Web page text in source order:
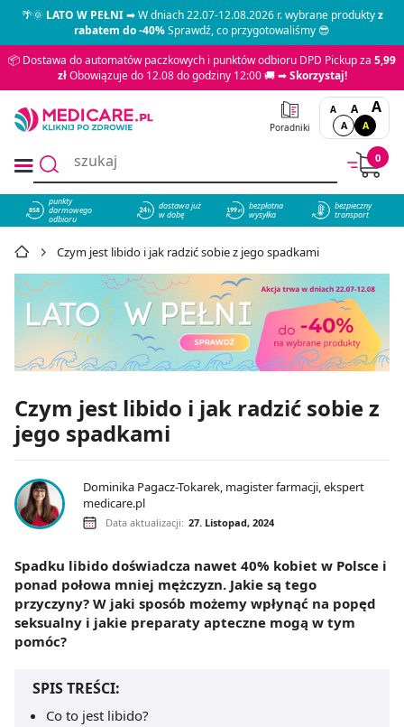
🌴🌞LATO W PEŁNI➡ W dniach 22.07-12.08.2026 r. wybrane produktyz
rabatem do -40%Sprawdź, co przygotowaliśmy 😎
📦 Dostawa do automatów paczkowych i punktów odbioru DPD Pickup za 5,99
złObowiązuje do 12.08 do godziny 12:00 🚚 ➡Skorzystaj!
Poradniki
A A A
A A
0
858
punkty
darmowego
odbioru
dostawa już
w dobę
bezpłatna
wysyłka
bezpieczny
transport
Czym jest libido i jak radzić sobie z jego spadkami
Czym jest libido i jak radzić sobie z
jego spadkami
Dominika Pagacz-Tokarek, magister farmacji, ekspert
medicare.pl
Data aktualizacji: 27. Listopad, 2024
Spadku libido doświadcza nawet 40% kobiet w Polsce i
ponad połowa mniej mężczyzn. Jakie są tego
przyczyny? W jaki sposób możemy wpłynąć na popęd
seksualny i jakie preparaty apteczne mogą w tym
pomóc?
SPIS TREŚCI:
Co to jest libido?